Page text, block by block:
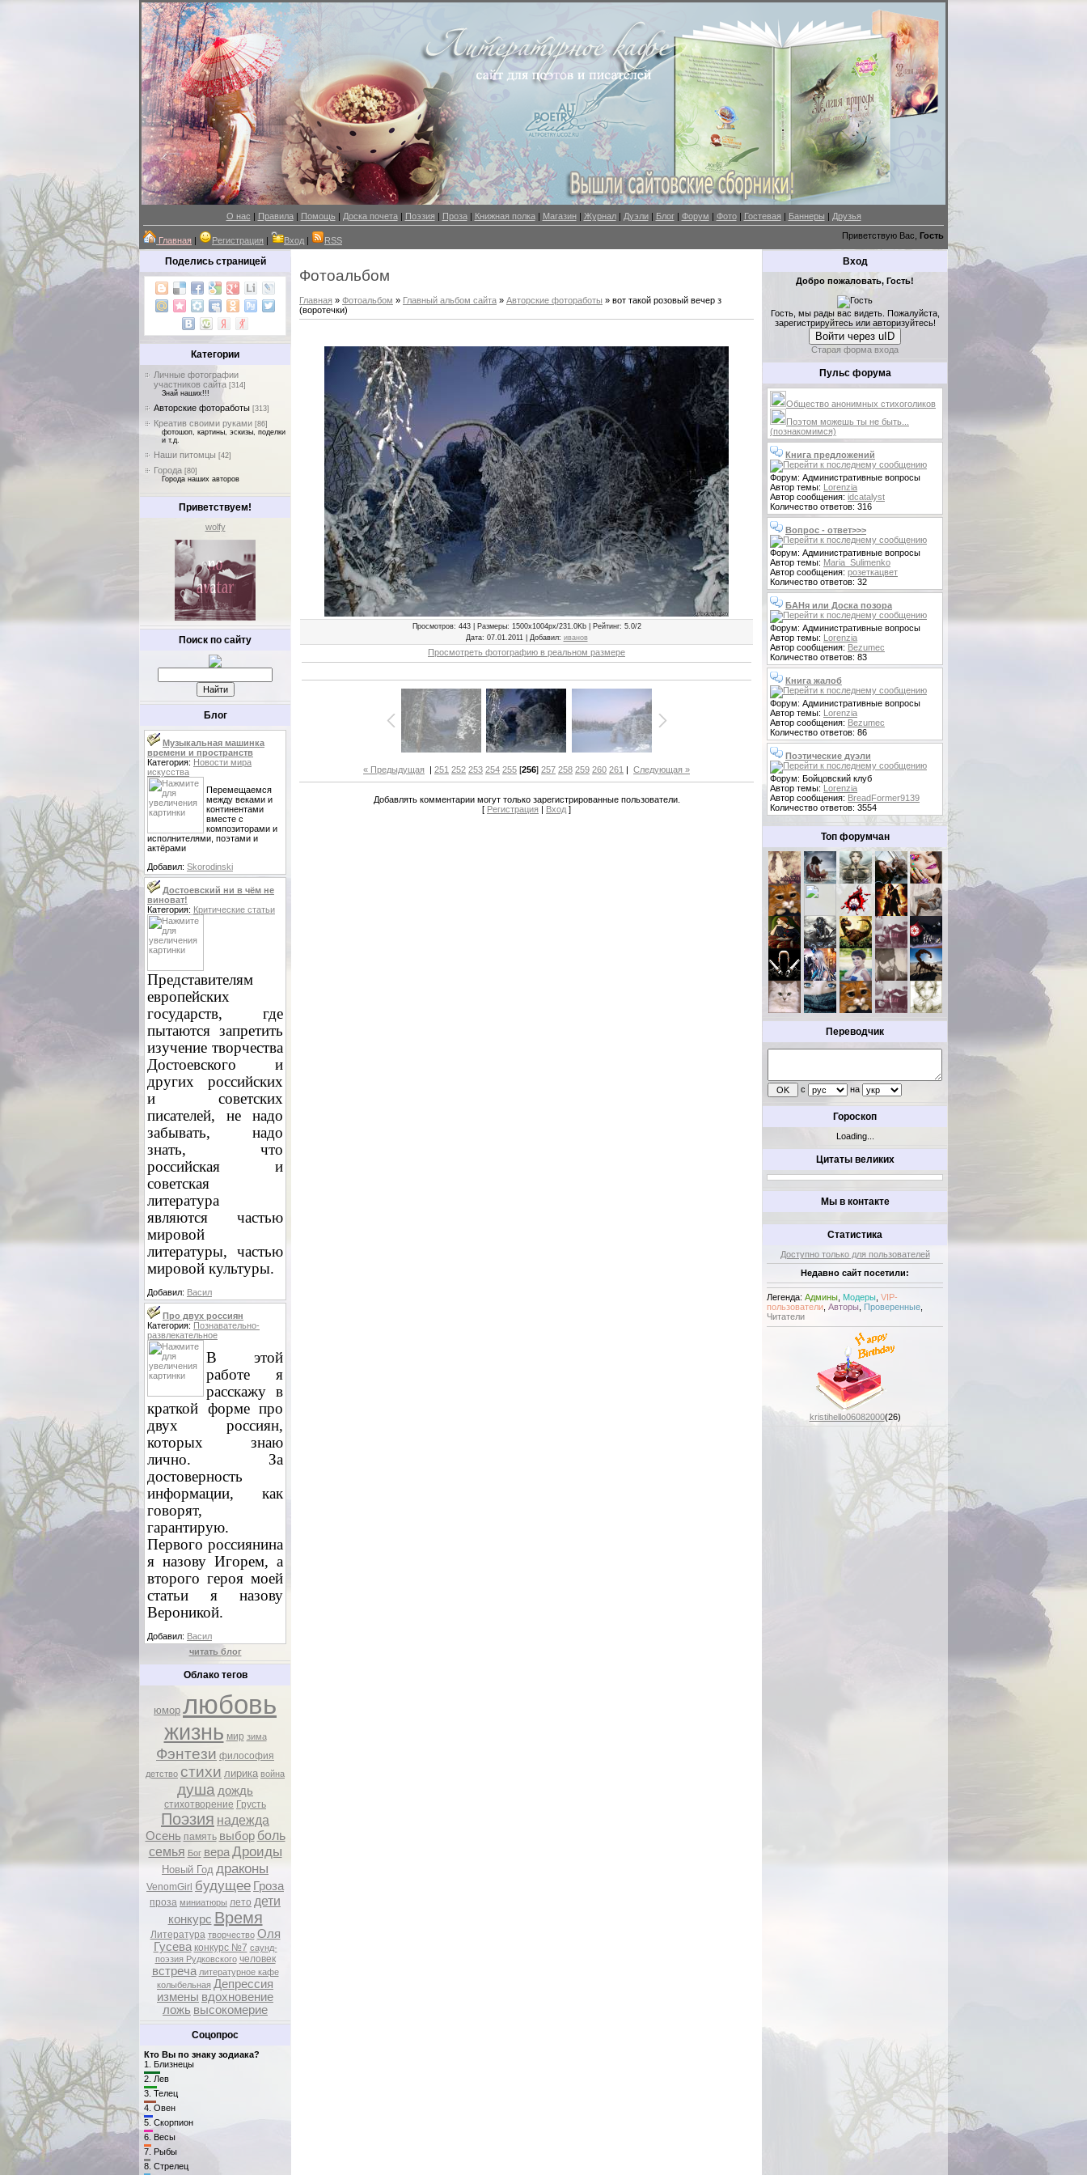
О нас | Правила| Помощь | Доска почета| Поэзия | Проза| Книжная полка| Магазин| Журнал| Дуэли| Блог| Форум | Фото| Гостевая | Баннеры | Друзья
Главная | Регистрация | Вход | RSS Приветствую Вас, Гость
Поделись страницей
Категории
Личные фотографии
участников сайта [314]
Знай наших!!!
Авторские фотоработы [313]
Креатив своими руками [86]
фотошоп, картины, эскизы, поделки
и т.д.
Наши питомцы [42]
Города [80]
Города наших авторов
Приветствуем!
wolfy
Поиск по сайту
Блог
Музыкальная машинка
времени и пространств
Категория: Новости мира
искусства
Перемещаемся
между веками и
континентами
вместе с
композиторами и
исполнителями, поэтами и
актёрами
Добавил: Skorodinski
Достоевский ни в чём не
виноват!
Категория: Критические статьи
Представителям
европейских
государств, где
пытаются запретить
изучение творчества
Достоевского и
других российских
и советских
писателей, не надо
забывать, надо
знать, что
российская и
советская
литература
являются частью
мировой
литературы, частью
мировой культуры.
Добавил: Васил
Про двух россиян
Категория: Познавательно-
развлекательное
В этой
работе я
расскажу в
краткой форме про
двух россиян,
которых знаю
лично. За
достоверность
информации, как
говорят,
гарантирую.
Первого россиянина
я назову Игорем, а
второго героя моей
статьи я назову
Вероникой.
Добавил: Васил
читать блог
Облако тегов
юмор любовь
жизнь мир зима
Фэнтези философия
детство стихи лирика война
душа дождь
стихотворение Грусть
Поэзия надежда
Осень память выбор боль
семья Бог вера Дроиды
Новый Год драконы
VenomGirl будущее Гроза
проза миниатюры лето дети
конкурс Время
Литература творчество Оля
Гусева конкурс №7 саунд-
поэзия Рудковского человек
встреча литературное кафе
колыбельная Депрессия
измены вдохновение
ложь высокомерие
Соцопрос
Кто Вы по знаку зодиака?
1. Близнецы
2. Лев
3. Телец
4. Овен
5. Скорпион
6. Весы
7. Рыбы
8. Стрелец
Фотоальбом
Главная » Фотоальбом » Главный альбом сайта » Авторские фотоработы » вот такой розовый вечер з
(воротечки)
Просмотров: 443 | Размеры: 1500x1004px/231.0Kb | Рейтинг: 5.0/2
Дата: 07.01.2011 | Добавил: иванов
Просмотреть фотографию в реальном размере
« Предыдущая 251 252 253 254 255 [256] 257 258 259 260 261 Следующая »
Добавлять комментарии могут только зарегистрированные пользователи.
[ Регистрация | Вход ]
Вход
Добро пожаловать, Гость!
Гость, мы рады вас видеть. Пожалуйста,
зарегистрируйтесь или авторизуйтесь!
Войти через uID
Старая форма входа
Пульс форума
Общество анонимных стихоголиков
Поэтом можешь ты не быть...
(познакомимся)
Книга предложений
Форум: Административные вопросы
Автор темы: Lorenzia
Автор сообщения: idcatalyst
Количество ответов: 316
Вопрос - ответ>>>
Форум: Административные вопросы
Автор темы: Maria_Sulimenko
Автор сообщения: розеткацвет
Количество ответов: 32
БАНя или Доска позора
Форум: Административные вопросы
Автор темы: Lorenzia
Автор сообщения: Bezumec
Количество ответов: 83
Книга жалоб
Форум: Административные вопросы
Автор темы: Lorenzia
Автор сообщения: Bezumec
Количество ответов: 86
Поэтические дуэли
Форум: Бойцовский клуб
Автор темы: Lorenzia
Автор сообщения: BreadFormer9139
Количество ответов: 3554
Топ форумчан
Переводчик
с на
Гороскоп
Loading...
Цитаты великих
Мы в контакте
Статистика
Доступно только для пользователей
Недавно сайт посетили:
Легенда: Админы Модеры VIP-
пользователи Авторы Проверенные
Читатели
kristihello06082000(26)